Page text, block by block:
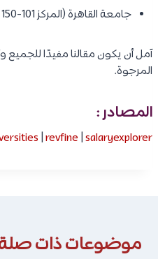
جامعة القاهرة (المركز 101-150 عالميًا).
آمل أن يكون مقالنا مفيدًا
المرجوة.
المصادر :
|revfine |salaryexplorer
موضوعات ذات